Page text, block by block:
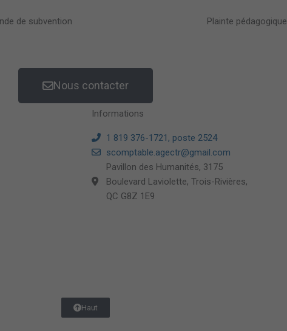
de subvention Plainte pédagogique
Nous contacter
Informations
1 819 376-1721, poste 2524
scomptable.agectr@gmail.com
Pavillon des Humanités, 3175
Boulevard Laviolette, Trois-Rivières,
QC G8Z 1E9
Haut